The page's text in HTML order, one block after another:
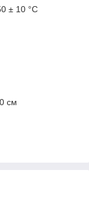
± 10 °С
см